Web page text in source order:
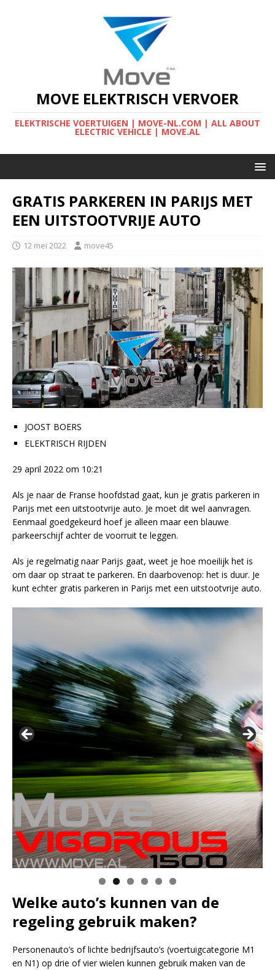
MOVE ELEKTRISCH VERVOER
ELEKTRISCHE VOERTUIGEN | MOVE-NL.COM | ALL ABOUT
ELECTRIC VEHICLE | MOVE.AL
GRATIS PARKEREN IN PARIJS MET
EEN UITSTOOTVRIJE AUTO
12 mei 2022 move45
JOOST BOERS
ELEKTRISCH RIJDEN
29 april 2022 om 10:21
Als je naar de Franse hoofdstad gaat, kun je gratis parkeren in
Parijs met een uitstootvrije auto. Je moet dit wel aanvragen.
Eenmaal goedgekeurd hoef je alleen maar een blauwe
parkeerschijf achter de voorruit te leggen.
Als je regelmatig naar Parijs gaat, weet je hoe moeilijk het is
om daar op straat te parkeren. En daarbovenop: het is duur. Je
kunt echter gratis parkeren in Parijs met een uitstootvrije auto.
Welke auto’s kunnen van de
regeling gebruik maken?
Personenauto’s of lichte bedrijfsauto’s (voertuigcategorie M1
en N1) op drie of vier wielen kunnen gebruik maken van de